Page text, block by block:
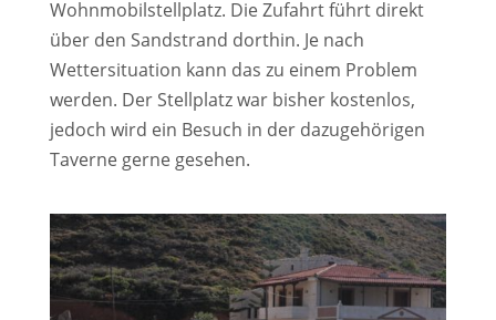
Wohnmobilstellplatz. Die Zufahrt führt direkt
über den Sandstrand dorthin. Je nach
Wettersituation kann das zu einem Problem
werden. Der Stellplatz war bisher kostenlos,
jedoch wird ein Besuch in der dazugehörigen
Taverne gerne gesehen.